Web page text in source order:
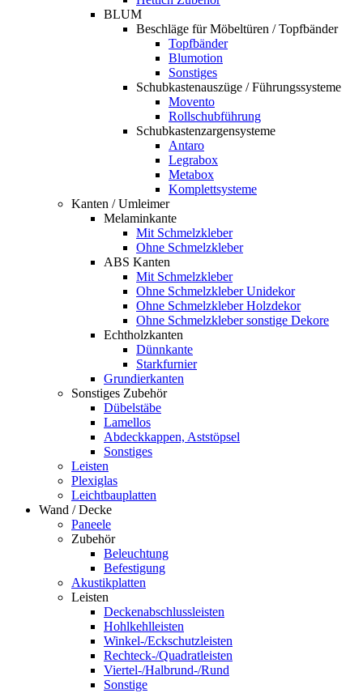
BLUM
Beschläge für Möbeltüren / Topfbänder
Topfbänder
Blumotion
Sonstiges
Schubkastenauszüge / Führungssysteme
Movento
Rollschubführung
Schubkastenzargensysteme
Antaro
Legrabox
Metabox
Komplettsysteme
Kanten / Umleimer
Melaminkante
Mit Schmelzkleber
Ohne Schmelzkleber
ABS Kanten
Mit Schmelzkleber
Ohne Schmelzkleber Unidekor
Ohne Schmelzkleber Holzdekor
Ohne Schmelzkleber sonstige Dekore
Echtholzkanten
Dünnkante
Starkfurnier
Grundierkanten
Sonstiges Zubehör
Dübelstäbe
Lamellos
Abdeckkappen, Aststöpsel
Sonstiges
Leisten
Plexiglas
Leichtbauplatten
Wand / Decke
Paneele
Zubehör
Beleuchtung
Befestigung
Akustikplatten
Leisten
Deckenabschlussleisten
Hohlkehlleisten
Winkel-/Eckschutzleisten
Rechteck-/Quadratleisten
Viertel-/Halbrund-/Rund
Sonstige